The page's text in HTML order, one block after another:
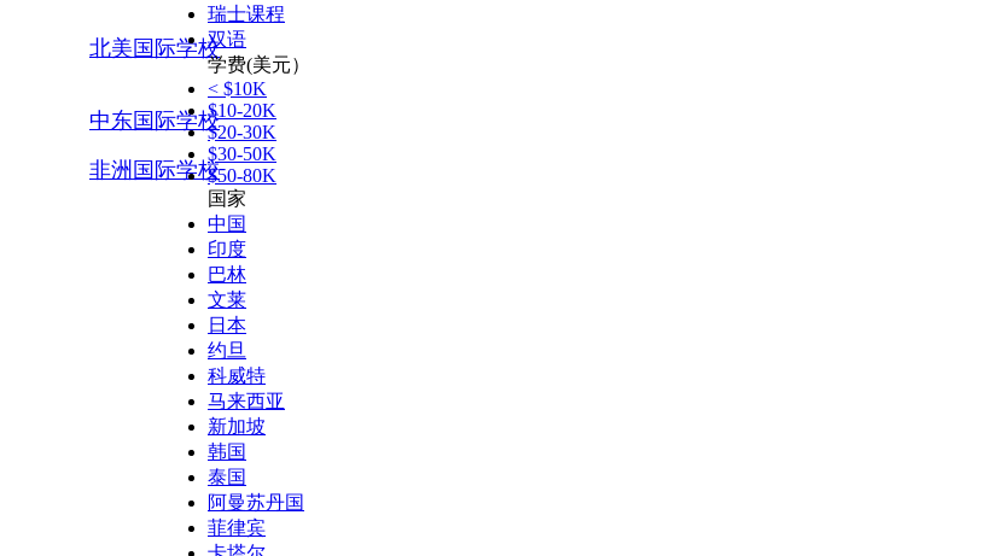
北美国际学校
中东国际学校
非洲国际学校
瑞士课程
双语
学费(美元）
< $10K
$10-20K
$20-30K
$30-50K
$50-80K
国家
中国
印度
巴林
文莱
日本
约旦
科威特
马来西亚
新加坡
韩国
泰国
阿曼苏丹国
菲律宾